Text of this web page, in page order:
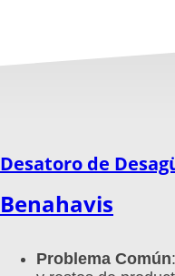
Desatoro de
Benahavis
Problema Común